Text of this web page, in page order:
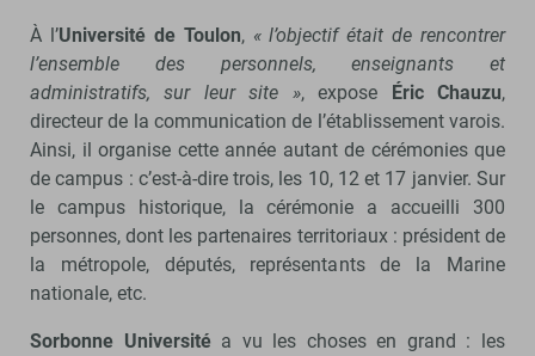
À l’Université de Toulon,« l’objectif était de rencontrer
l’ensemble des personnels, enseignants et
administratifs, sur leur site », expose Éric Chauzu,
directeur de la communication de l’établissement varois.
Ainsi, il organise cette année autant de cérémonies que
de campus : c’est-à-dire trois, les 10, 12 et 17 janvier. Sur
le campus historique, la cérémonie a accueilli 300
personnes, dont les partenaires territoriaux : président de
la métropole, députés, représentants de la Marine
nationale, etc.
Sorbonne Université a vu les choses en grand : les